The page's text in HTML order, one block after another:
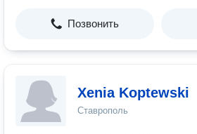
Позвонить
Xenia Koptewski
Ставрополь